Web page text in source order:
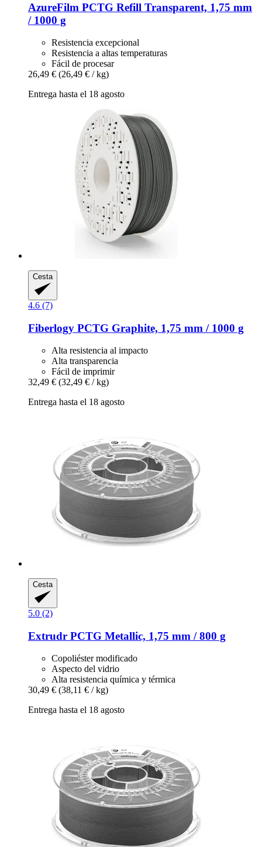
AzureFilm PCTG Refill Transparent, 1,75 mm
/ 1000 g
Resistencia excepcional
Resistencia a altas temperaturas
Fácil de procesar
26,49 € (26,49 € / kg)
Entrega hasta el 18 agosto
Cesta
4.6 (7)
Fiberlogy PCTG Graphite, 1,75 mm / 1000 g
Alta resistencia al impacto
Alta transparencia
Fácil de imprimir
32,49 € (32,49 € / kg)
Entrega hasta el 18 agosto
Cesta
5.0 (2)
Extrudr PCTG Metallic, 1,75 mm / 800 g
Copoliéster modificado
Aspecto del vidrio
Alta resistencia química y térmica
30,49 € (38,11 € / kg)
Entrega hasta el 18 agosto